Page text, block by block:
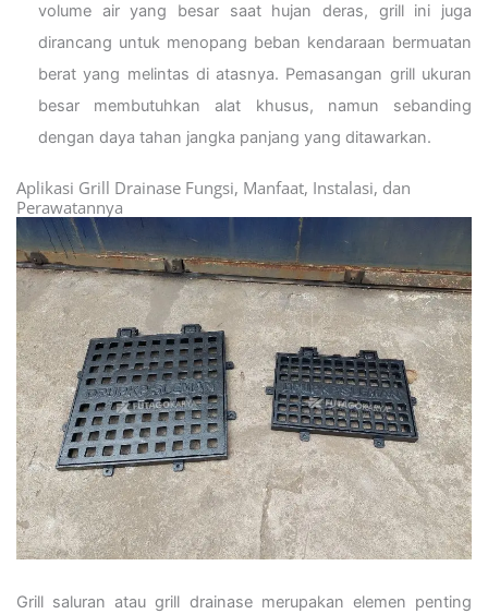
volume air yang besar saat hujan deras, grill ini juga
dirancang untuk menopang beban kendaraan bermuatan
berat yang melintas di atasnya. Pemasangan grill ukuran
besar membutuhkan alat khusus, namun sebanding
dengan daya tahan jangka panjang yang ditawarkan.
Aplikasi Grill Drainase Fungsi, Manfaat, Instalasi, dan
Perawatannya
Grill saluran atau grill drainase merupakan elemen penting